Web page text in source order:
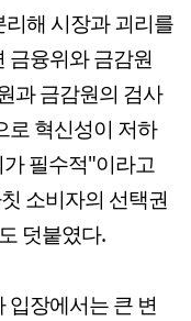
해 시장과 괴리를
금융위와 금감원
과 금감원의 검사
로 혁신성이 저하
필수적"이라고
소비자의 선택권
덧붙였다.
입장에서는 큰 변